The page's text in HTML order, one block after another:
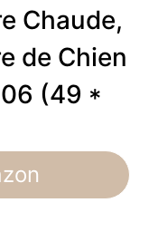
Chaude,
de Chien
(49 *